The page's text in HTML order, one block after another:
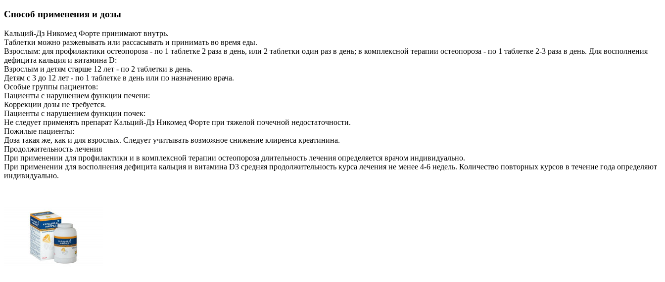
Способ применения и дозы
Кальций-Дз Никомед Форте принимают внутрь.
Таблетки можно разжевывать или рассасывать и принимать во время еды.
Взрослым: для профилактики остеопороза - по 1 таблетке 2 раза в день, или 2 таблетки один раз в день; в комплексной терапии остеопороза - по 1 таблетке 2-3 раза в день. Для восполнения
дефицита кальция и витамина D:
Взрослым и детям старше 12 лет - по 2 таблетки в день.
Детям с 3 до 12 лет - по 1 таблетке в день или по назначению врача.
Особые группы пациентов:
Пациенты с нарушением функции печени:
Коррекции дозы не требуется.
Пациенты с нарушением функции почек:
Не следует применять препарат Кальций-Дз Никомед Форте при тяжелой почечной недостаточности.
Пожилые пациенты:
Доза такая же, как и для взрослых. Следует учитывать возможное снижение клиренса креатинина.
Продолжительность лечения
При применении для профилактики и в комплексной терапии остеопороза длительность лечения определяется врачом индивидуально.
При применении для восполнения дефицита кальция и витамина D3 средняя продолжительность курса лечения не менее 4-6 недель. Количество повторных курсов в течение года определяют
индивидуально.